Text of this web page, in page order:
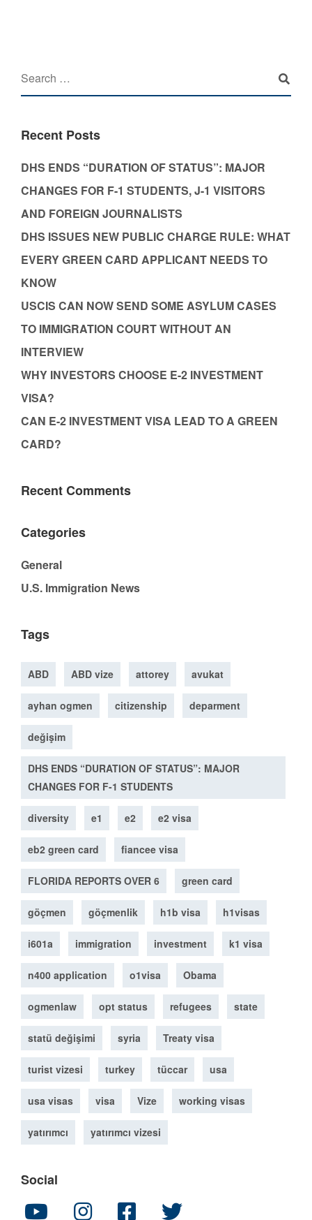
Recent Posts
DHS ENDS “DURATION OF STATUS”: MAJOR
CHANGES FOR F-1 STUDENTS, J-1 VISITORS
AND FOREIGN JOURNALISTS
DHS ISSUES NEW PUBLIC CHARGE RULE: WHAT
EVERY GREEN CARD APPLICANT NEEDS TO
KNOW
USCIS CAN NOW SEND SOME ASYLUM CASES
TO IMMIGRATION COURT WITHOUT AN
INTERVIEW
WHY INVESTORS CHOOSE E-2 INVESTMENT
VISA?
CAN E-2 INVESTMENT VISA LEAD TO A GREEN
CARD?
Recent Comments
Categories
General
U.S. Immigration News
Tags
ABD ABD vize attorey avukat
ayhan ogmen citizenship deparment
değişim
DHS ENDS “DURATION OF STATUS”: MAJOR
CHANGES FOR F-1 STUDENTS
diversity e1 e2 e2 visa
eb2 green card fiancee visa
FLORIDA REPORTS OVER 6 green card
göçmen göçmenlik h1b visa h1visas
i601a immigration investment k1 visa
n400 application o1visa Obama
ogmenlaw opt status refugees state
statü değişimi syria Treaty visa
turist vizesi turkey tüccar usa
usa visas visa Vize working visas
yatırımcı yatırımcı vizesi
Social